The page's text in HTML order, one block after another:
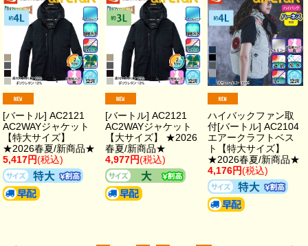
[バートル] AC2121
AC2WAYジャケット
【特大サイズ】
★2026春夏/新商品★
5,417円(税込)
[バートル] AC2121
AC2WAYジャケット
【大サイズ】 ★2026
春夏/新商品★
4,977円(税込)
ハイバックファン取
付[バートル] AC2104
エアークラフトベス
ト【特大サイズ】
★2026春夏/新商品★
4,176円(税込)